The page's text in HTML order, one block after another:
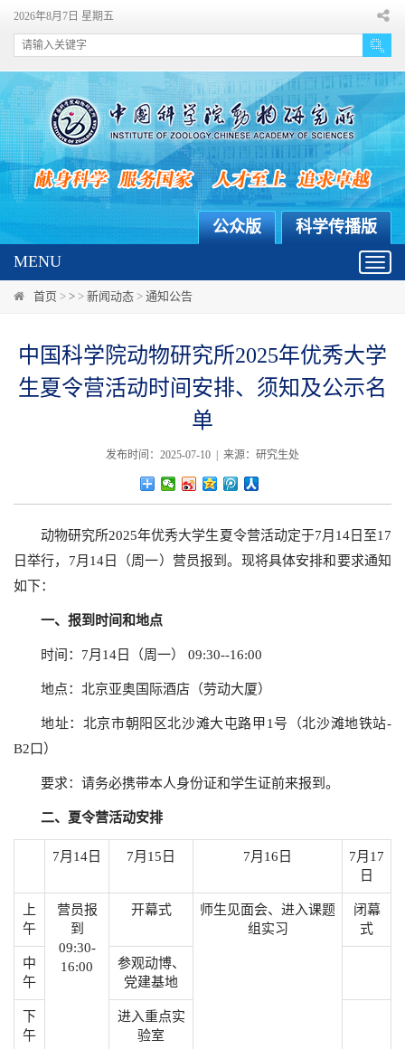
2026年8月7日 星期五
科学传播版
公众版
MENU
首页 > > > 新闻动态 > 通知公告
中国科学院动物研究所2025年优秀大学
生夏令营活动时间安排、须知及公示名
单
发布时间：2025-07-10 | 来源：研究生处
动物研究所2025年优秀大学生夏令营活动定于7月14日至17
日举行，7月14日（周一）营员报到。现将具体安排和要求通知
如下：
一、报到时间和地点
时间：7月14日（周一） 09:30--16:00
地点：北京亚奥国际酒店（劳动大厦）
地址：北京市朝阳区北沙滩大屯路甲1号（北沙滩地铁站-
B2口）
要求：请务必携带本人身份证和学生证前来报到。
二、夏令营活动安排
7月14日 7月15日 7月16日
7月17
日
上
午
营员报
到
09:30-
16:00
开幕式
师生见面会、进入课题
组实习
闭幕
式
中
午
参观动博、
党建基地
下
午
进入重点实
验室